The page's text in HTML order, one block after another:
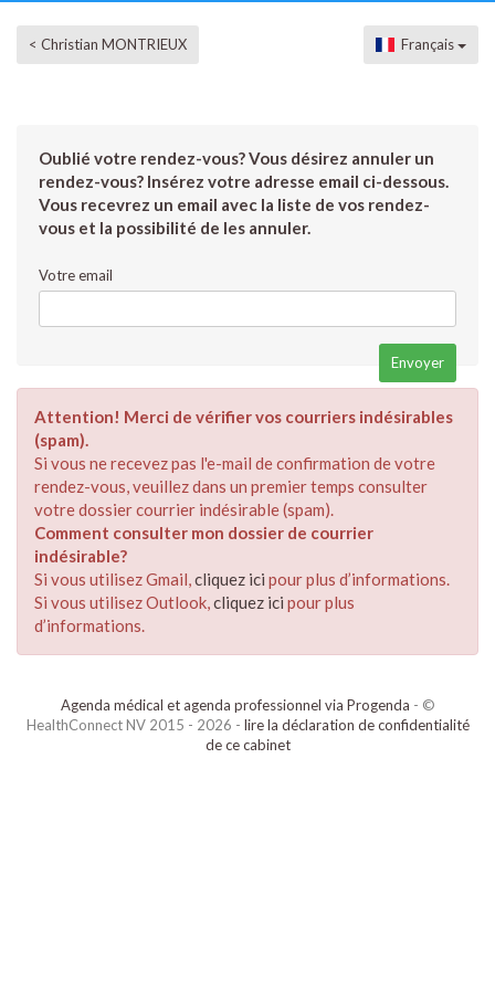
< Christian MONTRIEUX Français
Oublié votre rendez-vous? Vous désirez annuler un
rendez-vous? Insérez votre adresse email ci-dessous.
Vous recevrez un email avec la liste de vos rendez-
vous et la possibilité de les annuler.
Votre email
Attention! Merci de vérifier vos courriers indésirables
(spam).
Si vous ne recevez pas l'e-mail de confirmation de votre
rendez-vous, veuillez dans un premier temps consulter
votre dossier courrier indésirable (spam).
Comment consulter mon dossier de courrier
indésirable?
Si vous utilisez Gmail,cliquez ici pour plus d’informations.
Si vous utilisez Outlook,cliquez ici pour plus
d’informations.
Agenda médical et agenda professionnel via Progenda - ©
HealthConnect NV 2015 - 2026 - lire la déclaration de confidentialité
de ce cabinet